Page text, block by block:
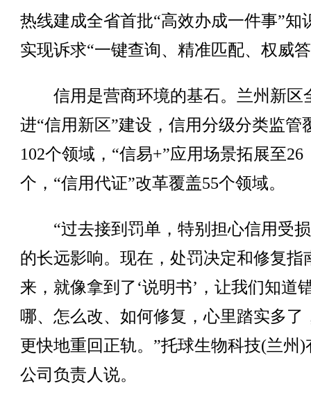
热线建成全省首批“高效办成一件事”知
实现诉求“一键查询、精准匹配、权威
信用是营商环境的基石。兰州新区
进“信用新区”建设，信用分级分类监管
102个领域，“信易+”应用场景拓展至26
个，“信用代证”改革覆盖55个领域。
“过去接到罚单，特别担心信用受
的长远影响。现在，处罚决定和修复指
来，就像拿到了‘说明书’，让我们知道
哪、怎么改、如何修复，心里踏实多了
更快地重回正轨。”托球生物科技(兰州)
公司负责人说。